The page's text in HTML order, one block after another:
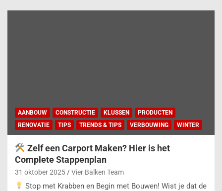
AANBOUW CONSTRUCTIE KLUSSEN
PRODUCTEN
RENOVATIE
TIPS TRENDS & TIPS VERBOUWING WINTER
Zelf een Carport Maken? Hier is het
Complete Stappenplan
31 oktober 2025 Vier Balken Team
Stop met Krabben en Begin met Bouwen! Wist je dat de